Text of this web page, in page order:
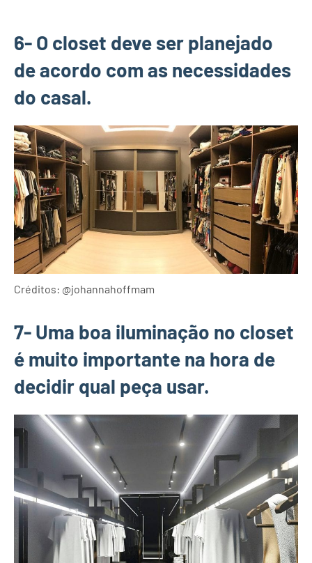
6- O closet deve ser planejado
de acordo com as necessidades
do casal.
Créditos: @johannahoffmam
7- Uma boa iluminação no closet
é muito importante na hora de
decidir qual peça usar.